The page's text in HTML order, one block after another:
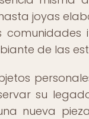
joyas
de las
su
nueva